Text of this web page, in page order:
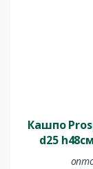
Кашпо
d25